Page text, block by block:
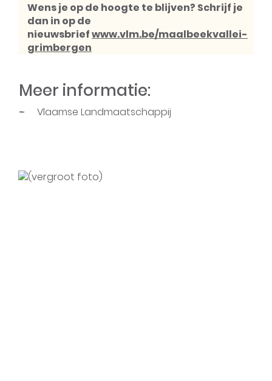
Wens je op de hoogte te blijven? Schrijf je
dan in op de
nieuwsbriefwww.vlm.be/maalbeekvallei-
grimbergen
Meer informatie:
Vlaamse Landmaatschappij